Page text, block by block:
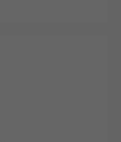
ารณา
อส่งถ่าย
องใช้งาน